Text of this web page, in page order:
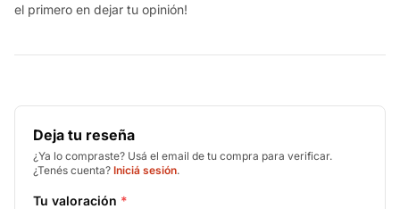
el primero en dejar tu opinión!
Deja tu reseña
¿Ya lo compraste? Usá el email de tu compra para verificar.
¿Tenés cuenta? Iniciá sesión.
Tu valoración *